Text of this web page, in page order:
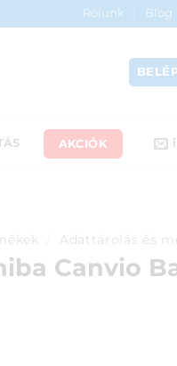
Rólunk Blog
AKCIÓK
Adattárolás és
Canvio